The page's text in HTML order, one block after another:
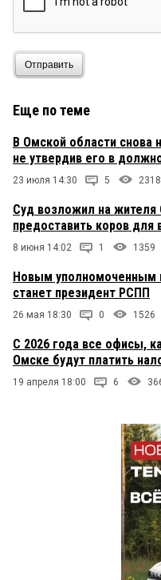
Отправить
Еще по теме
В Омской области снова
не утвердив его в
23 июля 14:30 5 2318
Суд возложил на жителя
предоставить коров для
8 июня 14:02 1 1359
Новым уполномоченным
станет президент РСПП
26 мая 18:30 0 1526
С 2026 года все офисы,
Омске будут платить
19 апреля 18:00 6